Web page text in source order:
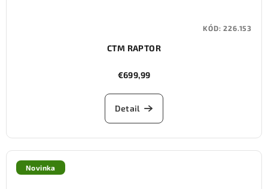
CTM RAPTOR
€699,99
Detail
KÓD:226.153
Novinka